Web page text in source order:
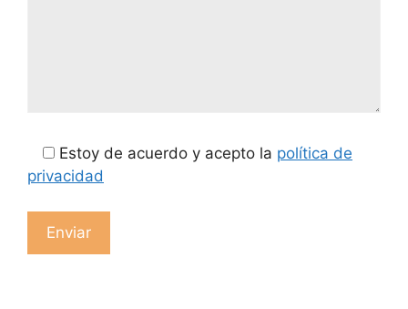
Estoy de acuerdo y acepto la política de
privacidad